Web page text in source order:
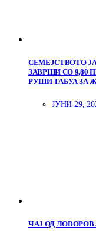
СЕМЕЈСТВОТО
ЗАВРШИ СО 9,80
РУШИ ТАБУА ЗА
ЈУНИ 29,
ЧАЈ ОД